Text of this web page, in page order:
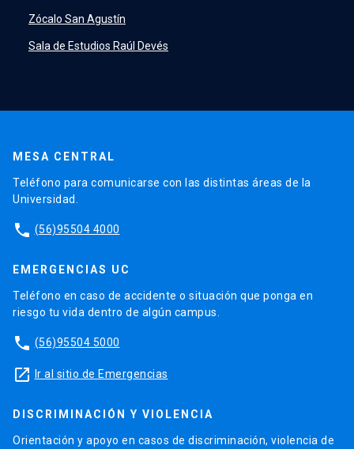
Zócalo San Agustín
Sala de Estudios Raúl Devés
MESA CENTRAL
Teléfono para comunicarse con las distintas áreas de la
Universidad.
phone (56)95504 4000
EMERGENCIAS UC
Teléfono en caso de accidente o situación que ponga en
riesgo tu vida dentro de algún campus.
phone (56)95504 5000
launch Ir al sitio de Emergencias
DISCRIMINACIÓN Y VIOLENCIA
Orientación y apoyo en casos de discriminación, violencia de